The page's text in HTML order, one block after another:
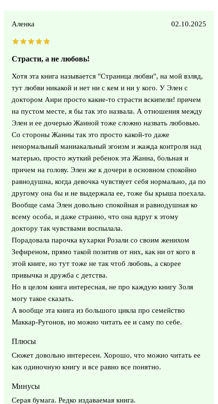
Аленка 02.10.2025
Страсти, а не любовь!
Хотя эта книга называется "Страница любви", на мой взляд,
тут любви никакой и нет ни с кем и ни у кого. У Элен с
доктором Анри просто какие-то страсти вскипели! причем
на пустом месте, я бы так это назвала. А отношения между
Элен и ее дочерью Жанной тоже сложно назвать любовью.
Со стороны Жанны так это просто какой-то даже
ненормальный маниакальный эгоизм и жажда контроля над
матерью, просто жуткий ребенок эта Жанна, больная и
причем на голову. Элен же к дочери в основном спокойно
равнодушна, когда девочка чувствует себя нормально, да по
другому она бы и не выдержала ее, тоже бы крыша поехала.
Вообще сама Элен довольно спокойная и равнодушная ко
всему особа, и даже странно, что она вдруг к этому
доктору так чувствами воспылала.
Порадовала парочка кухарки Розали со своим женихом
Зефиреном, прямо такой позитив от них, как ни от кого в
этой книге, но тут тоже не так чтоб любовь, а скорее
привычка и дружба с детства.
Но в целом книга интересная, не про каждую книгу Золя
могу такое сказать.
А вообще эта книга из большого цикла про семейство
Маккар-Ругонов, но можно читать ее и саму по себе.
Плюсы
Сюжет довольно интересен. Хорошо, что можно читать ее
как одиночную книгу и все равно все понятно.
Минусы
Серая бумага. Редко издаваемая книга.